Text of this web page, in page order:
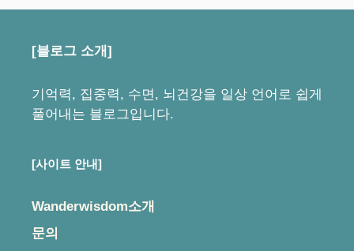
[블로그 소개]
기억력, 집중력, 수면, 뇌건강을 일상 언어로 쉽게
풀어내는 블로그입니다.
[사이트 안내]
Wanderwisdom소개
문의